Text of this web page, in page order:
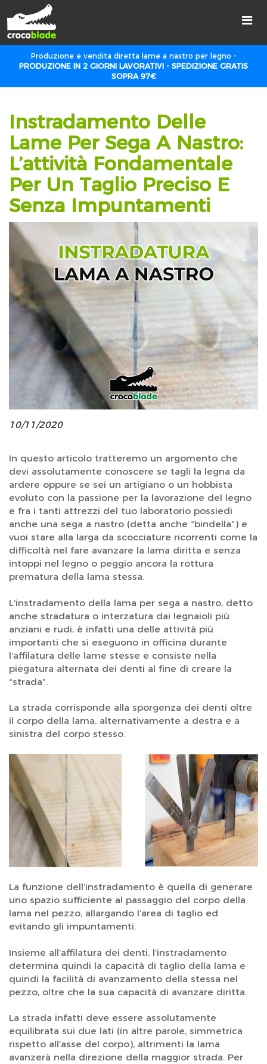
Produzione e vendita diretta lame a nastro per legno -
PRODUZIONE IN 2 GIORNI LAVORATIVI - SPEDIZIONE GRATIS
SOPRA 97€
Instradamento Delle
Lame Per Sega A Nastro:
L’attività Fondamentale
Per Un Taglio Preciso E
Senza Impuntamenti
10/11/2020
In questo articolo tratteremo un argomento che
devi assolutamente conoscere se tagli la legna da
ardere oppure se sei un artigiano o un hobbista
evoluto con la passione per la lavorazione del legno
e fra i tanti attrezzi del tuo laboratorio possiedi
anche una sega a nastro (detta anche “bindella”) e
vuoi stare alla larga da scocciature ricorrenti come la
difficoltà nel fare avanzare la lama diritta e senza
intoppi nel legno o peggio ancora la rottura
prematura della lama stessa.
L’instradamento della lama per sega a nastro, detto
anche stradatura o interzatura dai legnaioli più
anziani e rudi, è infatti una delle attività più
importanti che si eseguono in officina durante
l’affilatura delle lame stesse e consiste nella
piegatura alternata dei denti al fine di creare la
“strada”.
La strada corrisponde alla sporgenza dei denti oltre
il corpo della lama, alternativamente a destra e a
sinistra del corpo stesso.
La funzione dell’instradamento è quella di generare
uno spazio sufficiente al passaggio del corpo della
lama nel pezzo, allargando l’area di taglio ed
evitando gli impuntamenti.
Insieme all’affilatura dei denti, l’instradamento
determina quindi la capacità di taglio della lama e
quindi la facilità di avanzamento della stessa nel
pezzo, oltre che la sua capacità di avanzare diritta.
La strada infatti deve essere assolutamente
equilibrata sui due lati (in altre parole, simmetrica
rispetto all’asse del corpo), altrimenti la lama
avanzerà nella direzione della maggior strada. Per